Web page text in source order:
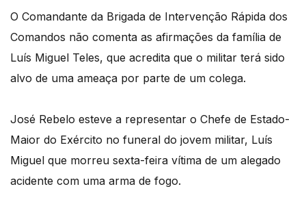
O Comandante da Brigada de Intervenção Rápida dos
Comandos não comenta as afirmações da família de
Luís Miguel Teles, que acredita que o militar terá sido
alvo de uma ameaça por parte de um colega.
José Rebelo esteve a representar o Chefe de Estado-
Maior do Exército no funeral do jovem militar, Luís
Miguel que morreu sexta-feira vítima de um alegado
acidente com uma arma de fogo.